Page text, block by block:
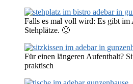
Falls es mal voll wird: Es gibt im
Stehplätze. 🙂
Für einen längeren Aufenthalt?
praktisch